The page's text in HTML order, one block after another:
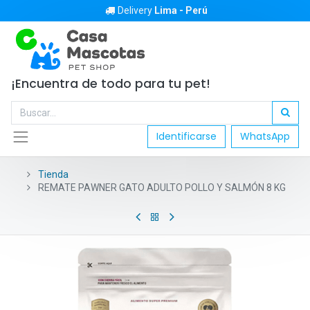
Delivery Lima - Perú
¡Encuentra de todo para tu pet!
Identificarse WhatsApp
Tienda
REMATE PAWNER GATO ADULTO POLLO Y SALMÓN 8 KG